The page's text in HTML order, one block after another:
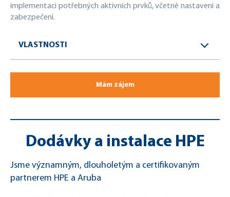
implementaci potřebných aktivních prvků, včetně nastavení a
zabezpečení.
VLASTNOSTI
Mám zájem
Dodávky a instalace HPE
Jsme významným, dlouholetým a certifikovaným
partnerem HPE a Aruba